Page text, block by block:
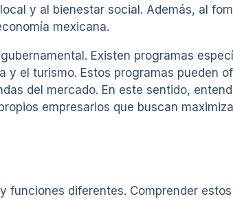
y al bienestar social. Además, al
mexicana.
Existen programas
el turismo. Estos programas pueden
del mercado. En este sentido,
empresarios que buscan
diferentes. Comprender